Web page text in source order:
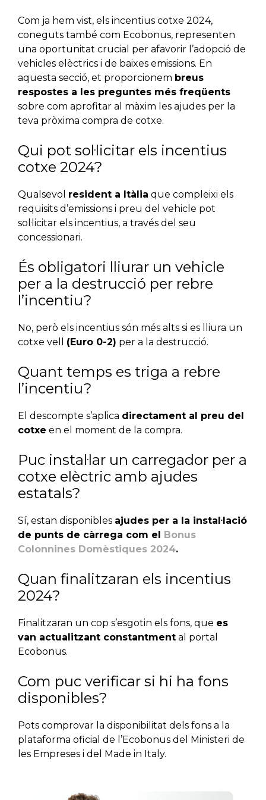
Com ja hem vist, els incentius cotxe 2024,
coneguts també com Ecobonus, representen
una oportunitat crucial per afavorir l’adopció de
vehicles elèctrics i de baixes emissions. En
aquesta secció, et proporcionem breus
respostes a les preguntes més freqüents
sobre com aprofitar al màxim les ajudes per la
teva pròxima compra de cotxe.
Qui pot sol·licitar els incentius
cotxe 2024?
Qualsevol resident a Itàlia que compleixi els
requisits d’emissions i preu del vehicle pot
sol·licitar els incentius, a través del seu
concessionari.
És obligatori lliurar un vehicle
per a la destrucció per rebre
l’incentiu?
No, però els incentius són més alts si es lliura un
cotxe vell (Euro 0-2) per a la destrucció.
Quant temps es triga a rebre
l’incentiu?
El descompte s’aplica directament al preu del
cotxe en el moment de la compra.
Puc instal·lar un carregador per a
cotxe elèctric amb ajudes
estatals?
Sí, estan disponibles ajudes per a la instal·lació
de punts de càrrega com el Bonus
Colonnines Domèstiques 2024.
Quan finalitzaran els incentius
2024?
Finalitzaran un cop s’esgotin els fons, que es
van actualitzant constantment al portal
Ecobonus.
Com puc verificar si hi ha fons
disponibles?
Pots comprovar la disponibilitat dels fons a la
plataforma oficial de l’Ecobonus del Ministeri de
les Empreses i del Made in Italy.